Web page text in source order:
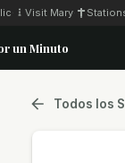
Visit Mary
un Minuto
Todos los